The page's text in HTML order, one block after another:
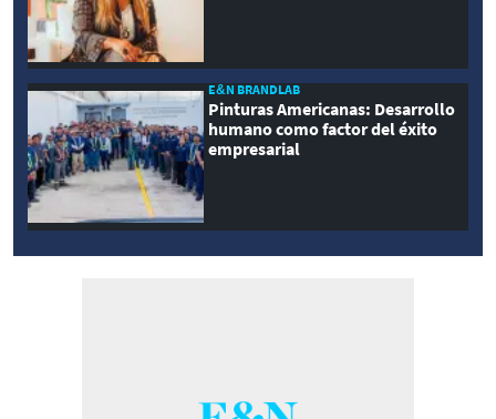
E&N BRANDLAB
Pinturas Americanas: Desarrollo
humano como factor del éxito
empresarial